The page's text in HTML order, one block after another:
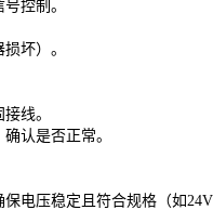
控制。
坏）。
线。
认是否正常。
压稳定且符合规格（如24V